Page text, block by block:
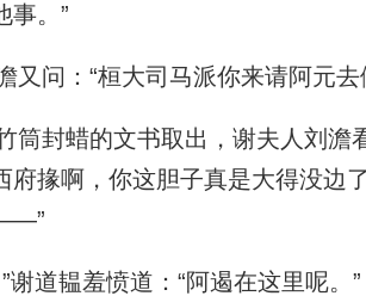
事。”
问：“桓大司马派你来请阿元去
封蜡的文书取出，谢夫人刘澹
府掾啊，你这胆子真是大得没边
道韫羞愤道：“阿遏在这里呢。”